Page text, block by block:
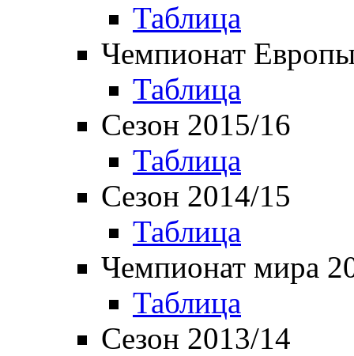
Таблица
Чемпионат
Таблица
Сезон 2015/16
Таблица
Сезон 2014/15
Таблица
Чемпионат мира
Таблица
Сезон 2013/14